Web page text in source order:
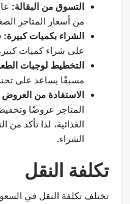
التسوق من البقالة:
من أسعار المتاجر
الشراء بكميات كبيرة:
على شراء كميات
التخطيط لوجبات
مسبقًا يساعد على
الاستفادة من
المتاجر عروضًا
الغذائية، لذا تأكد
الشراء.
تكلفة النقل
تختلف تكلفة النقل في